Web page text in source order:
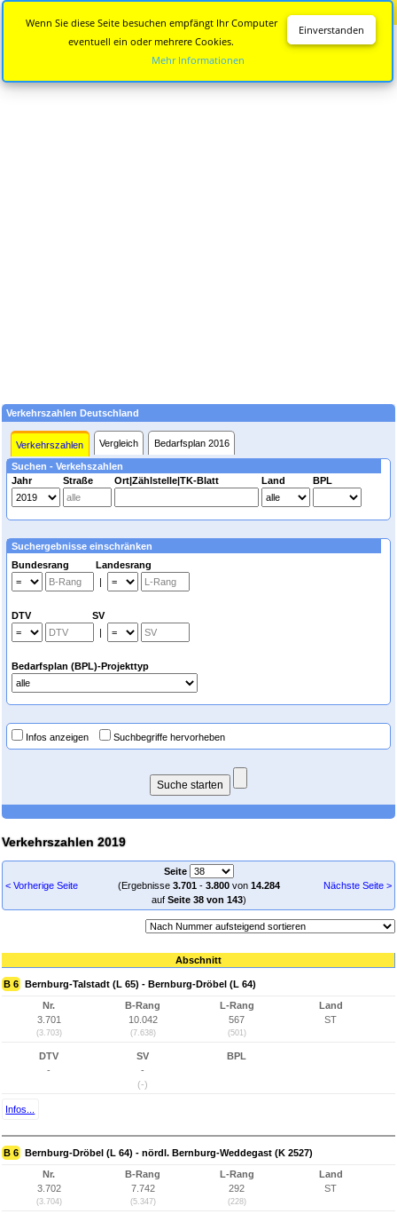
Verkehrszahlen Deutschland
Verkehrszahlen Vergleich Bedarfsplan 2016
Suchen - Verkehszahlen
Jahr
Straße Ort|Zählstelle|TK-Blatt Land BPL
Suchergebnisse einschränken
Bundesrang Landesrang
|
DTV SV
|
Bedarfsplan (BPL)-Projekttyp
Infos anzeigen Suchbegriffe hervorheben
Verkehrszahlen 2019
< Vorherige Seite
Seite
(Ergebnisse 3.701- 3.800von 14.284
auf Seite 38 von 143)
Nächste Seite >
Abschnitt
B 6 Bernburg-Talstadt (L 65) - Bernburg-Dröbel (L 64)
Nr.
3.701
(3.703)
B-Rang
10.042
(7.638)
L-Rang
567
(501)
Land
ST
DTV
-
SV
-
(-)
BPL
Infos...
B 6 Bernburg-Dröbel (L 64) - nördl. Bernburg-Weddegast (K 2527)
Nr.
3.702
(3.704)
B-Rang
7.742
(5.347)
L-Rang
292
(228)
Land
ST
Einverstanden
Wenn Sie diese Seite besuchen empfängt Ihr Computer
eventuell ein oder mehrere Cookies.
Mehr Informationen